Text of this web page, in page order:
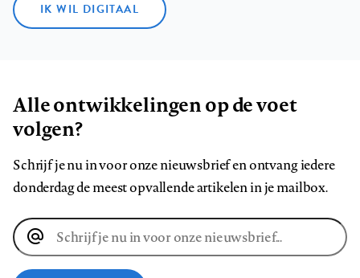
IK WIL DIGITAAL
Alle ontwikkelingen op de voet
volgen?
Schrijf je nu in voor onze nieuwsbrief en ontvang iedere
donderdag de meest opvallende artikelen in je mailbox.
E-
mailadres